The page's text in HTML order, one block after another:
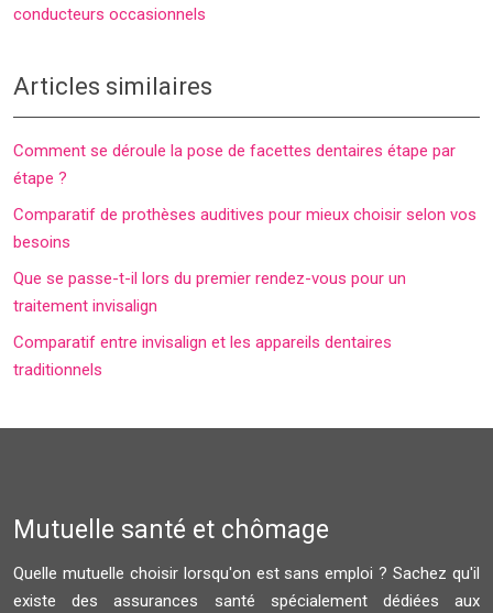
conducteurs occasionnels
Articles similaires
Comment se déroule la pose de facettes dentaires étape par
étape ?
Comparatif de prothèses auditives pour mieux choisir selon vos
besoins
Que se passe-t-il lors du premier rendez-vous pour un
traitement invisalign
Comparatif entre invisalign et les appareils dentaires
traditionnels
Mutuelle santé et chômage
Quelle mutuelle choisir lorsqu'on est sans emploi ? Sachez qu'il
existe des assurances santé spécialement dédiées aux